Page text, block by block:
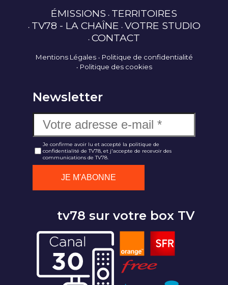
ÉMISSIONS TERRITOIRES
TV78 - LA CHAÎNE VOTRE STUDIO
CONTACT
Mentions Légales
Politique de confidentialité
Politique des cookies
Newsletter
Je confirme avoir lu et accepté la politique de
confidentialité de TV78, et j'accepte de recevoir des
communications de TV78.
tv78 sur votre box TV